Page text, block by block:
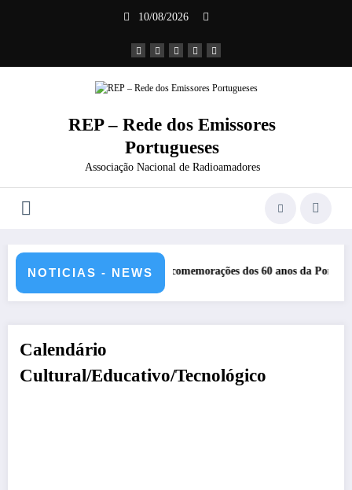
10/08/2026
REP – Rede dos Emissores
Portugueses
Associação Nacional de Radioamadores
NOTICIAS - NEWS
comemorações dos 60 anos da Ponte 25 abril – CR60A
Calendário
Cultural/Educativo/Tecnológico